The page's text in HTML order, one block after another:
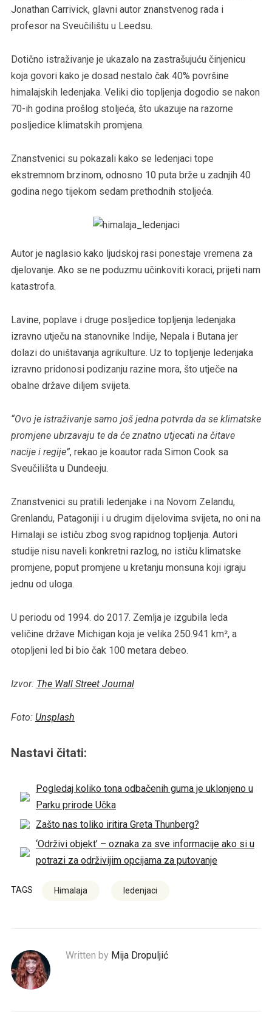
Jonathan Carrivick, glavni autor znanstvenog rada i
profesor na Sveučilištu u Leedsu.
Dotično istraživanje je ukazalo na zastrašujuću činjenicu
koja govori kako je dosad nestalo čak 40% površine
himalajskih ledenjaka. Veliki dio topljenja dogodio se nakon
70-ih godina prošlog stoljeća, što ukazuje na razorne
posljedice klimatskih promjena.
Znanstvenici su pokazali kako se ledenjaci tope
ekstremnom brzinom, odnosno 10 puta brže u zadnjih 40
godina nego tijekom sedam prethodnih stoljeća.
Autor je naglasio kako ljudskoj rasi ponestaje vremena za
djelovanje. Ako se ne poduzmu učinkoviti koraci, prijeti nam
katastrofa.
Lavine, poplave i druge posljedice topljenja ledenjaka
izravno utječu na stanovnike Indije, Nepala i Butana jer
dolazi do uništavanja agrikulture. Uz to topljenje ledenjaka
izravno pridonosi podizanju razine mora, što utječe na
obalne države diljem svijeta.
“Ovo je istraživanje samo još jedna potvrda da se klimatske
promjene ubrzavaju te da će znatno utjecati na čitave
nacije i regije”, rekao je koautor rada Simon Cook sa
Sveučilišta u Dundeeju.
Znanstvenici su pratili ledenjake i na Novom Zelandu,
Grenlandu, Patagoniji i u drugim dijelovima svijeta, no oni na
Himalaji se ističu zbog svog rapidnog topljenja. Autori
studije nisu naveli konkretni razlog, no ističu klimatske
promjene, poput promjene u kretanju monsuna koji igraju
jednu od uloga.
U periodu od 1994. do 2017. Zemlja je izgubila leda
veličine države Michigan koja je velika 250.941 km², a
otopljeni led bi bio čak 100 metara debeo.
Izvor: The Wall Street Journal
Foto: Unsplash
Nastavi čitati:
Pogledaj koliko tona odbačenih guma je uklonjeno u
Parku prirode Učka
Zašto nas toliko iritira Greta Thunberg?
‘Održivi objekt’ – oznaka za sve informacije ako si u
potrazi za održivijim opcijama za putovanje
TAGS Himalaja ledenjaci
Written by Mija Dropuljić